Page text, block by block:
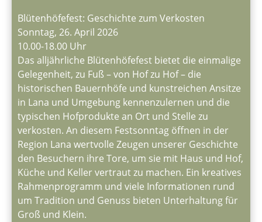
Blütenhöfefest: Geschichte zum Verkosten
Sonntag, 26. April 2026
10.00-18.00 Uhr
Das alljährliche Blütenhöfefest bietet die einmalige
Gelegenheit, zu Fuß – von Hof zu Hof – die
historischen Bauernhöfe und kunstreichen Ansitze
in Lana und Umgebung kennenzulernen und die
typischen Hofprodukte an Ort und Stelle zu
verkosten. An diesem Festsonntag öffnen in der
Region Lana wertvolle Zeugen unserer Geschichte
den Besuchern ihre Tore, um sie mit Haus und Hof,
Küche und Keller vertraut zu machen. Ein kreatives
Rahmenprogramm und viele Informationen rund
um Tradition und Genuss bieten Unterhaltung für
Groß und Klein.